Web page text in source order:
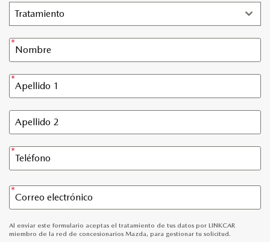
Tratamiento
Al enviar este formulario aceptas el tratamiento de tus datos por LINKCAR
miembro de la red de concesionarios Mazda, para gestionar tu solicitud.